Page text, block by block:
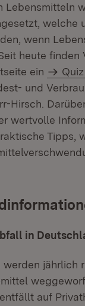
Lebensmitteln
welche
wenn
heute finden
ein
Quiz
und
Hirsch.
wertvolle
Tipps,
in
jährlich
auf